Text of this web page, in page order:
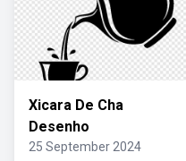
Xicara De Cha
Desenho
25 September 2024